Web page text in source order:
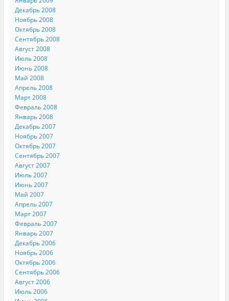
Декабрь 2008
Ноябрь 2008
Октябрь 2008
Сентябрь 2008
Август 2008
Июль 2008
Июнь 2008
Май 2008
Апрель 2008
Март 2008
Февраль 2008
Январь 2008
Декабрь 2007
Ноябрь 2007
Октябрь 2007
Сентябрь 2007
Август 2007
Июль 2007
Июнь 2007
Май 2007
Апрель 2007
Март 2007
Февраль 2007
Январь 2007
Декабрь 2006
Ноябрь 2006
Октябрь 2006
Сентябрь 2006
Август 2006
Июль 2006